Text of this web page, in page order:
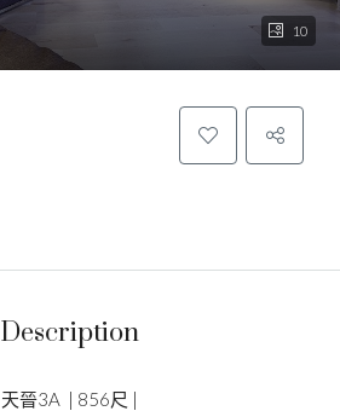
10
Description
天晉3A | 856尺 |